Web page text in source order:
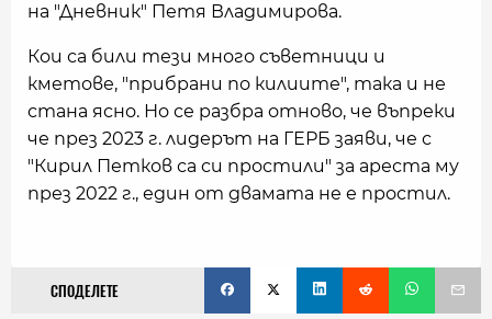
на "Дневник" Петя Владимирова.
Кои са били тези много съветници и
кметове, "прибрани по килиите", така и не
стана ясно. Но се разбра отново, че въпреки
че през 2023 г. лидерът на ГЕРБ заяви, че с
"Кирил Петков са си простили" за ареста му
през 2022 г., един от двамата не е простил.
СПОДЕЛЕТЕ